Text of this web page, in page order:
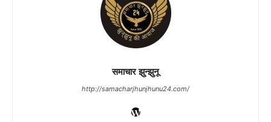
समाचार झुन्झुनू
http://samacharjhunjhunu24.com/